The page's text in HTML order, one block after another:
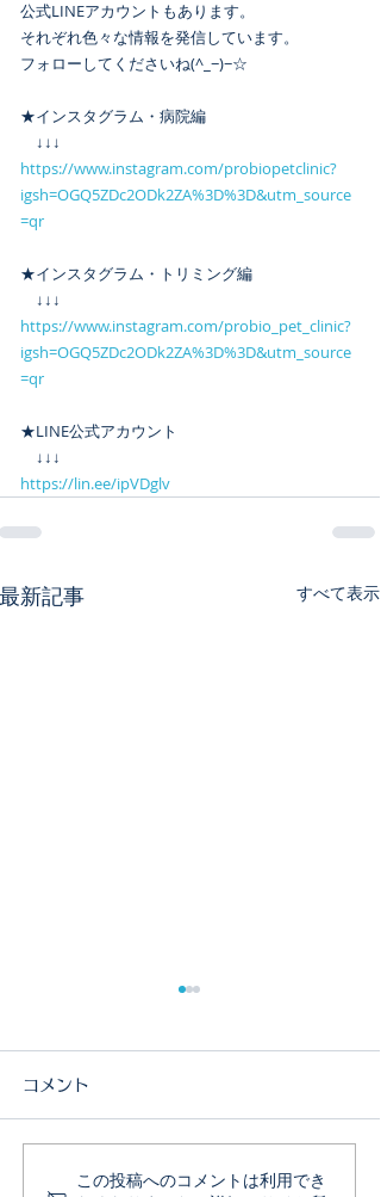
公式LINEアカウントもあります。
それぞれ色々な情報を発信しています。
フォローしてくださいね(^_−)−☆
★インスタグラム・病院編
↓↓↓
https://www.instagram.com/probiopetclinic?
igsh=OGQ5ZDc2ODk2ZA%3D%3D&utm_source
=qr
★インスタグラム・トリミング編
↓↓↓
https://www.instagram.com/probio_pet_clinic?
igsh=OGQ5ZDc2ODk2ZA%3D%3D&utm_source
=qr
★LINE公式アカウント
↓↓↓
https://lin.ee/ipVDglv
最新記事 すべて表示
8月の獣医師不在のお知ら
コメント
この投稿へのコメントは利用でき